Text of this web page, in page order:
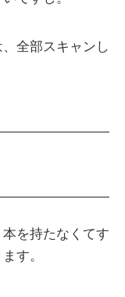
全部スキャンし
を持たなくてす
す。